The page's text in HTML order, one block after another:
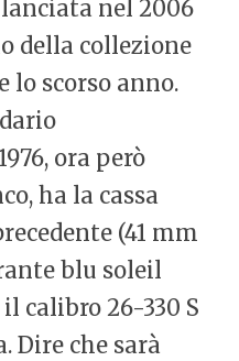
lanciata nel 2006
della collezione
lo scorso anno.
ora però
ha la cassa
(41 mm
blu soleil
calibro 26-330 S
Dire che sarà